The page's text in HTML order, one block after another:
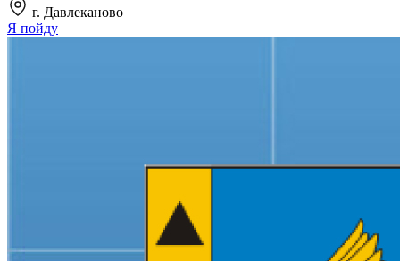
г. Давлеканово
Я пойду